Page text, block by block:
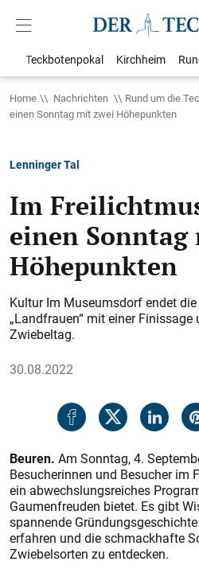
Teckbotenpokal Kirchheim
Home Nachrichten Rund um die
einen Sonntag mit zwei Höhepunkten
Lenninger Tal
Im
einen
Höhepunkten
Kultur Im Museumsdorf endet
„Landfrauen“ mit einer Finissage
Zwiebeltag.
30.08.2022
Beuren. Am Sonntag, 4.
Besucherinnen und Besucher im
ein abwechslungsreiches
Gaumenfreuden bietet. Es gibt
spannende
erfahren und die schmackhafte
Zwiebelsorten zu entdecken.